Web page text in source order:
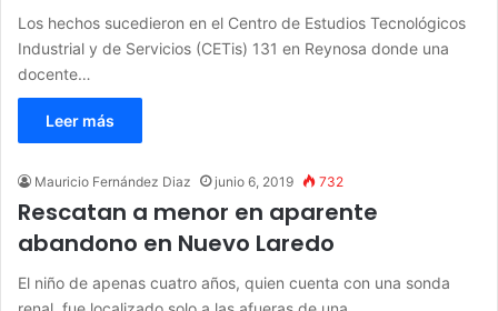
Los hechos sucedieron en el Centro de Estudios Tecnológicos
Industrial y de Servicios (CETis) 131 en Reynosa donde una
docente…
Leer más
Mauricio Fernández Diaz junio 6, 2019 732
Rescatan a menor en aparente
abandono en Nuevo Laredo
El niño de apenas cuatro años, quien cuenta con una sonda